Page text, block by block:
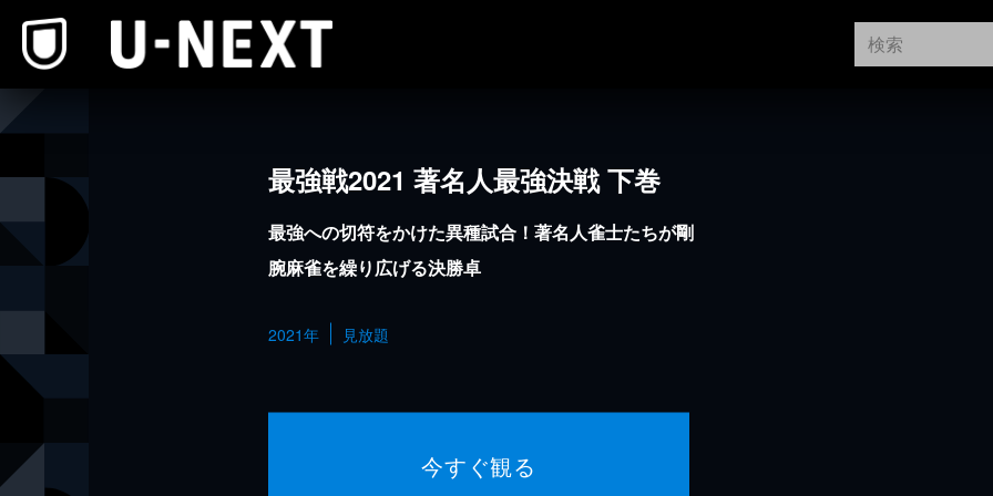
最強戦2021 著名人最強決戦 下巻
最強への切符をかけた異種試合！著名人雀士たちが剛
腕麻雀を繰り広げる決勝卓
2021年 見放題
今すぐ観る